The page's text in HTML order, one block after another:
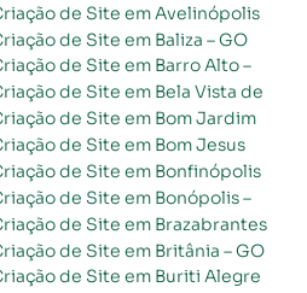
de Site em Baliza – GO
de Site em Britânia – GO